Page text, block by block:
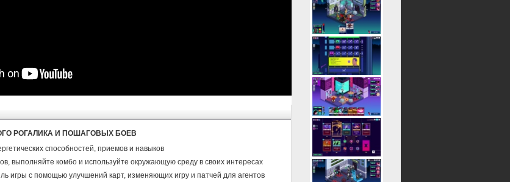
РОГАЛИКА И ПОШАГОВЫХ БОЕВ
способностей, приемов и навыков
выполняйте комбо и используйте окружающую среду в своих интересах
игры с помощью улучшений карт, изменяющих игру и патчей для агентов